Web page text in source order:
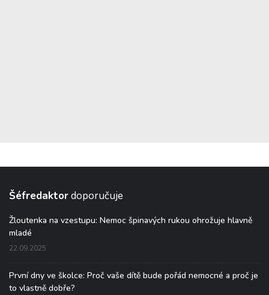
Šéfredaktordoporučuje
Žloutenka na vzestupu: Nemoc špinavých rukou ohrožuje hlavně
mladé
22.09.2025
První dny ve školce: Proč vaše dítě bude pořád nemocné a proč je
to vlastně dobře?